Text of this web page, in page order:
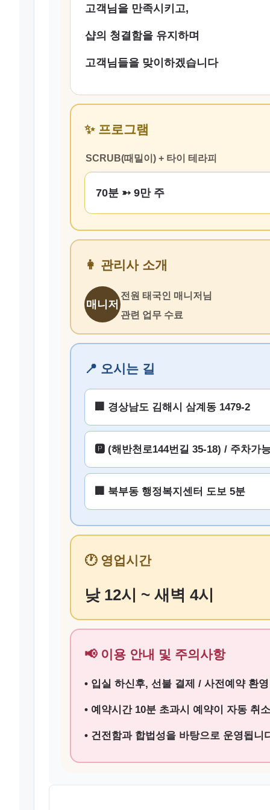
고객님을 만족시키고,
샵의 청결함을 유지하며
고객님들을 맞이하겠습니다
✨ 프로그램
SCRUB(때밀이) + 타이 테라피
70분 ➳ 9만 주
👩 관리사 소개
매니저
전원 태국인 매니저님
관련 업무 수료
📍 오시는 길
🏢 경상남도 김해시 삼계동 1479-2
🅿️ (해반천로144번길 35-18) / 주차가
🏢 북부동 행정복지센터 도보 5분
🕐 영업시간
낮 12시 ~ 새벽 4시
📢 이용 안내 및 주의사항
• 입실 하신후, 선불 결제 / 사전예약 환영
• 예약시간 10분 초과시 예약이 자동 취소
• 건전함과 합법성을 바탕으로 운영됩니